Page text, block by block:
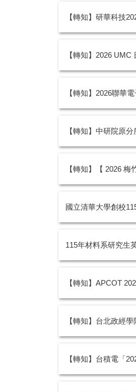
【轉知】研華科技
【轉知】2026
【轉知】2026聯華
【轉知】中研院原
【轉知】【 2026
國立清華大學創校
115年材料系研究生
【轉知】APCOT
【轉知】台北政經
【轉知】台積電「